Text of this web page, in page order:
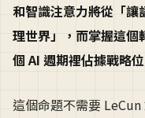
和智識注意力將從「讓
理世界」，而掌握這個
個 AI 週期裡佔據戰略位
這個命題不需要